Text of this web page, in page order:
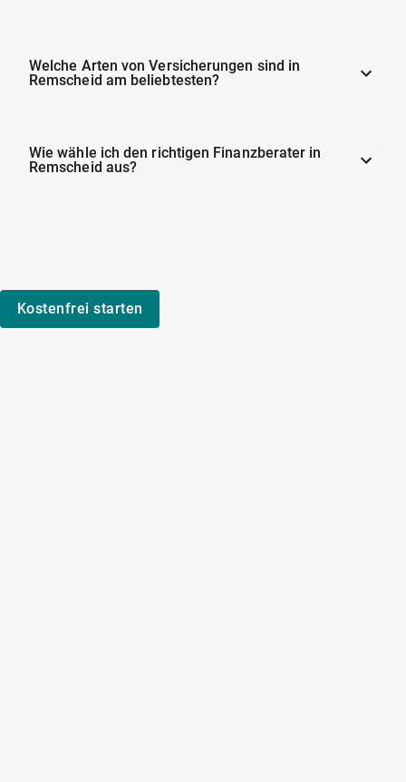
Welche Arten von Versicherungen sind in
Remscheid am beliebtesten?
Wie wähle ich den richtigen Finanzberater in
Remscheid aus?
Kostenfrei starten